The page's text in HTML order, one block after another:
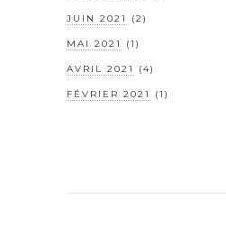
JUIN 2021 (2)
MAI 2021 (1)
AVRIL 2021 (4)
FÉVRIER 2021 (1)